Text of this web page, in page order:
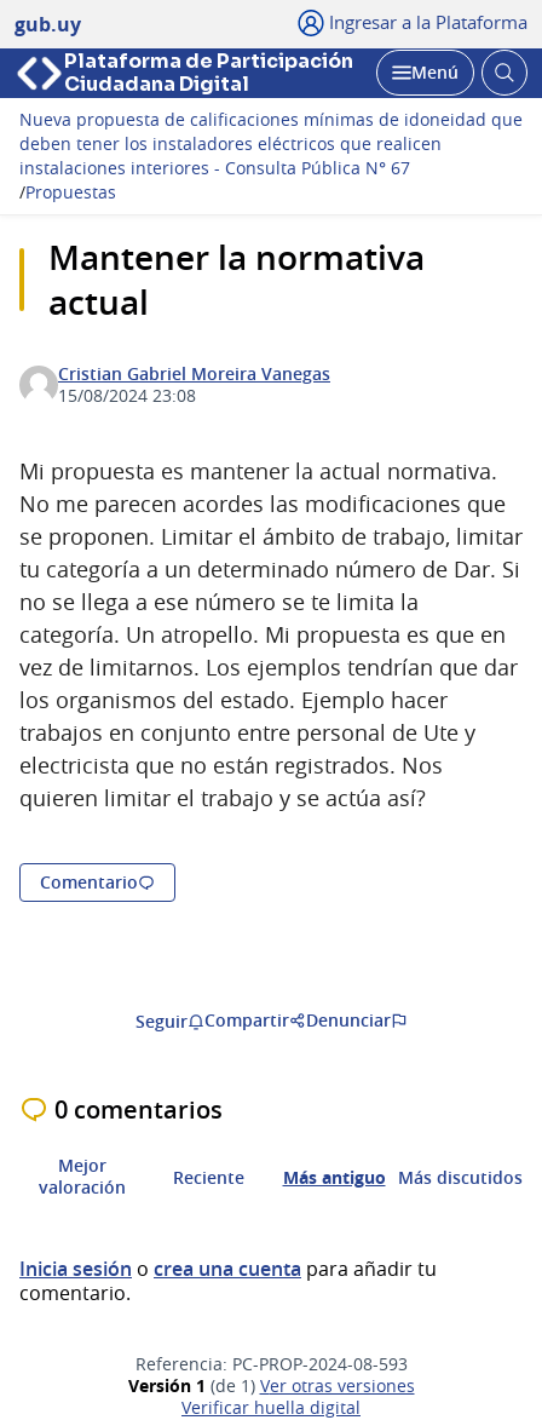
gub.uy Ingresar a la Plataforma
Plataforma de Participación
Ciudadana Digital
Abrir
Menú
Nueva propuesta de calificaciones mínimas de idoneidad que
deben tener los instaladores eléctricos que realicen
instalaciones interiores - Consulta Pública N° 67
/Propuestas
Mantener la normativa
actual
Cristian Gabriel Moreira Vanegas
15/08/2024 23:08
Mi propuesta es mantener la actual normativa.
No me parecen acordes las modificaciones que
se proponen. Limitar el ámbito de trabajo, limitar
tu categoría a un determinado número de Dar. Si
no se llega a ese número se te limita la
categoría. Un atropello. Mi propuesta es que en
vez de limitarnos. Los ejemplos tendrían que dar
los organismos del estado. Ejemplo hacer
trabajos en conjunto entre personal de Ute y
electricista que no están registrados. Nos
quieren limitar el trabajo y se actúa así?
Comentario
Seguir Compartir Denunciar
0 comentarios
Mejor
valoración
Reciente Más antiguo Más discutidos
Inicia sesión o crea una cuenta para añadir tu
comentario.
Referencia: PC-PROP-2024-08-593
Versión 1 (de 1)
ver otras versiones
Verificar huella digital